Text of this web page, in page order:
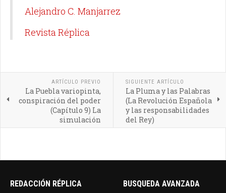
Alejandro C. Manjarrez
Revista Réplica
ARTÍCULO PREVIO
La Puebla variopinta,
conspiración del poder
(Capítulo 9) La
simulación
SIGUIENTE ARTÍCULO
La Pluma y las Palabras
(La Revolución Española
y las responsabilidades
del Rey)
REDACCIÓN RÉPLICA BUSQUEDA AVANZADA